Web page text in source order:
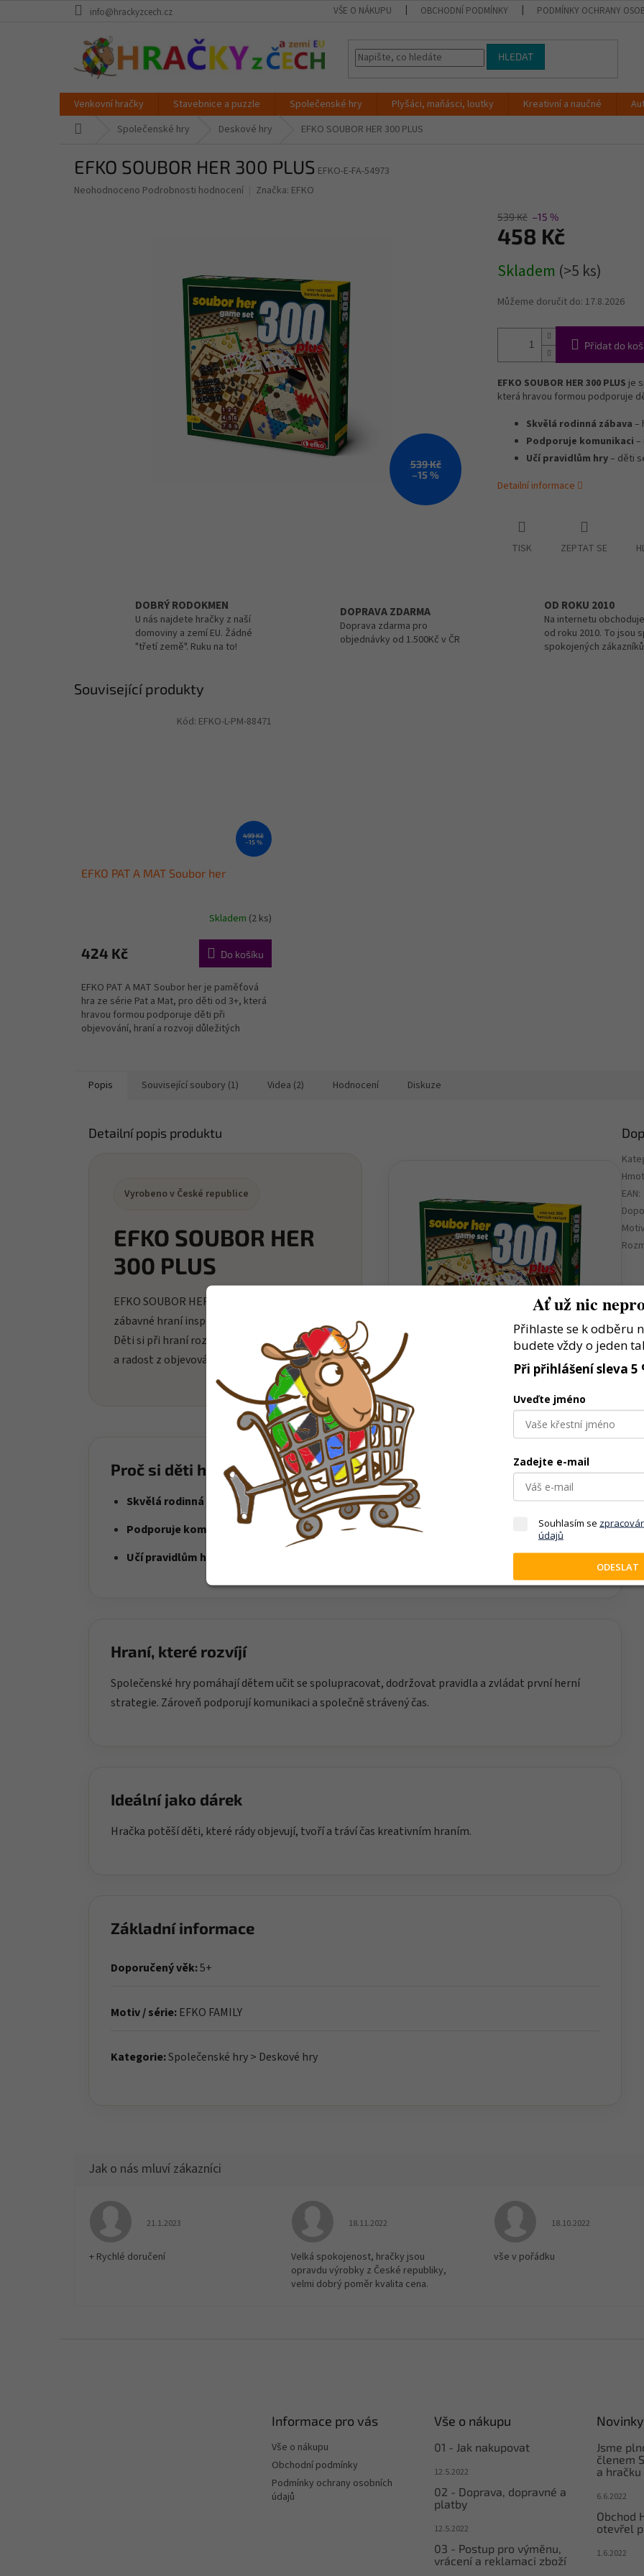
info@hrackyzcech.cz VŠE O NÁKUPU OBCHODNÍ PODMÍNKY PODMÍNKY OCHRANY
HLEDAT
Venkovní hračky Stavebnice a puzzle Společenské hry Plyšáci, maňásci, loutky Kreativní a naučné
Společenské hry Deskové hry EFKO SOUBOR HER 300 PLUS
EFKO SOUBOR HER 300 PLUS EFKO-E-FA-54973
Průměrné
Neohodnoceno Podrobnosti hodnocení Značka: EFKO
539 Kč
–15 %
539 Kč –15 %
458 Kč
cena:
Skladem (>5 ks)
Můžeme doručit do: 17.8.2026
Přidat do
EFKO SOUBOR HER 300 PLUS je
která hravou formou podporuje
Skvělá rodinná zábava –
Podporuje komunikaci –
Učí pravidlům hry– děti
Detailní informace
TISK ZEPTAT SE
DOBRÝ RODOKMEN
U nás najdete hračky z naší
domoviny a zemí EU. Žádné
"třetí země". Ruku na to!
DOPRAVA ZDARMA
Doprava zdarma pro
objednávky od 1.500Kč v ČR
OD ROKU 2010
Na internetu
od roku 2010. To jsou
spokojených
Související produkty
499 Kč
–15 %
EFKO PAT A MAT Soubor her
Skladem (2 ks)
424 Kč Do košíku
EFKO PAT A MAT Soubor her je paměťová
hra ze série Pat a Mat, pro děti od 3+, která
hravou formou podporuje děti při
objevování, hraní a rozvoji důležitých
Kód: EFKO-L-PM-88471
Popis Související soubory (1) Videa (2) Hodnocení Diskuze
Detailní popis produktu
Vyrobeno v České republice
EFKO SOUBOR HER
300 PLUS
EFKO SOUBOR HER 300 PLUS přináší dětem
zábavné hraní inspirované sérií EFKO FAMILY.
Děti si při hraní rozvíjejí fantazii, soustředění
a radost z objevování nových možností hry.
Proč si děti hračku oblíbí?
Skvělá rodinná zábava – hra pro děti i dospělé
Podporuje komunikaci– ideální pro společné chvíle
Učí pravidlům hry
Hraní, které rozvíjí
Společenské hry pomáhají dětem učit se spolupracovat, dodržovat pravidla a zvládat první herní
strategie. Zároveň podporují komunikaci a společně strávený čas.
Ideální jako dárek
Hračka potěší děti, které rády objevují, tvoří a tráví čas kreativním hraním.
Základní informace
Doporučený věk:5+
Motiv / série: EFKO FAMILY
Kategorie:Společenské hry > Deskové hry
EAN:
Hodnocení obchodu je 5 z 5 hvězdiček.
21.1.2023
+ Rychlé doručení
Hodnocení obchodu je 5 z 5 hvězdiček.
18.11.2022
Velká spokojenost, hračky jsou
opravdu výrobky z České republiky,
velmi dobrý poměr kvalita cena.
Hodnocení obchodu
18.10.2022
vše v pořádku
Informace pro vás
Vše o nákupu
Obchodní podmínky
Podmínky ochrany osobních
údajů
Vše o nákupu
01 - Jak nakupovat
12.5.2022
02 - Doprava, dopravné a
platby
12.5.2022
03 - Postup pro výměnu,
vrácení a reklamaci zboží
Novinky
Jsme
členem
a hračku
6.6.2022
Obchod
otevřel
1.6.2022
Ať už nic
Přihlaste se k odběru
budete vždy o jeden
Při přihlášení sleva 5
Uveďte jméno
Zadejte e-mail
Souhlasím se
údajů
ODESLAT